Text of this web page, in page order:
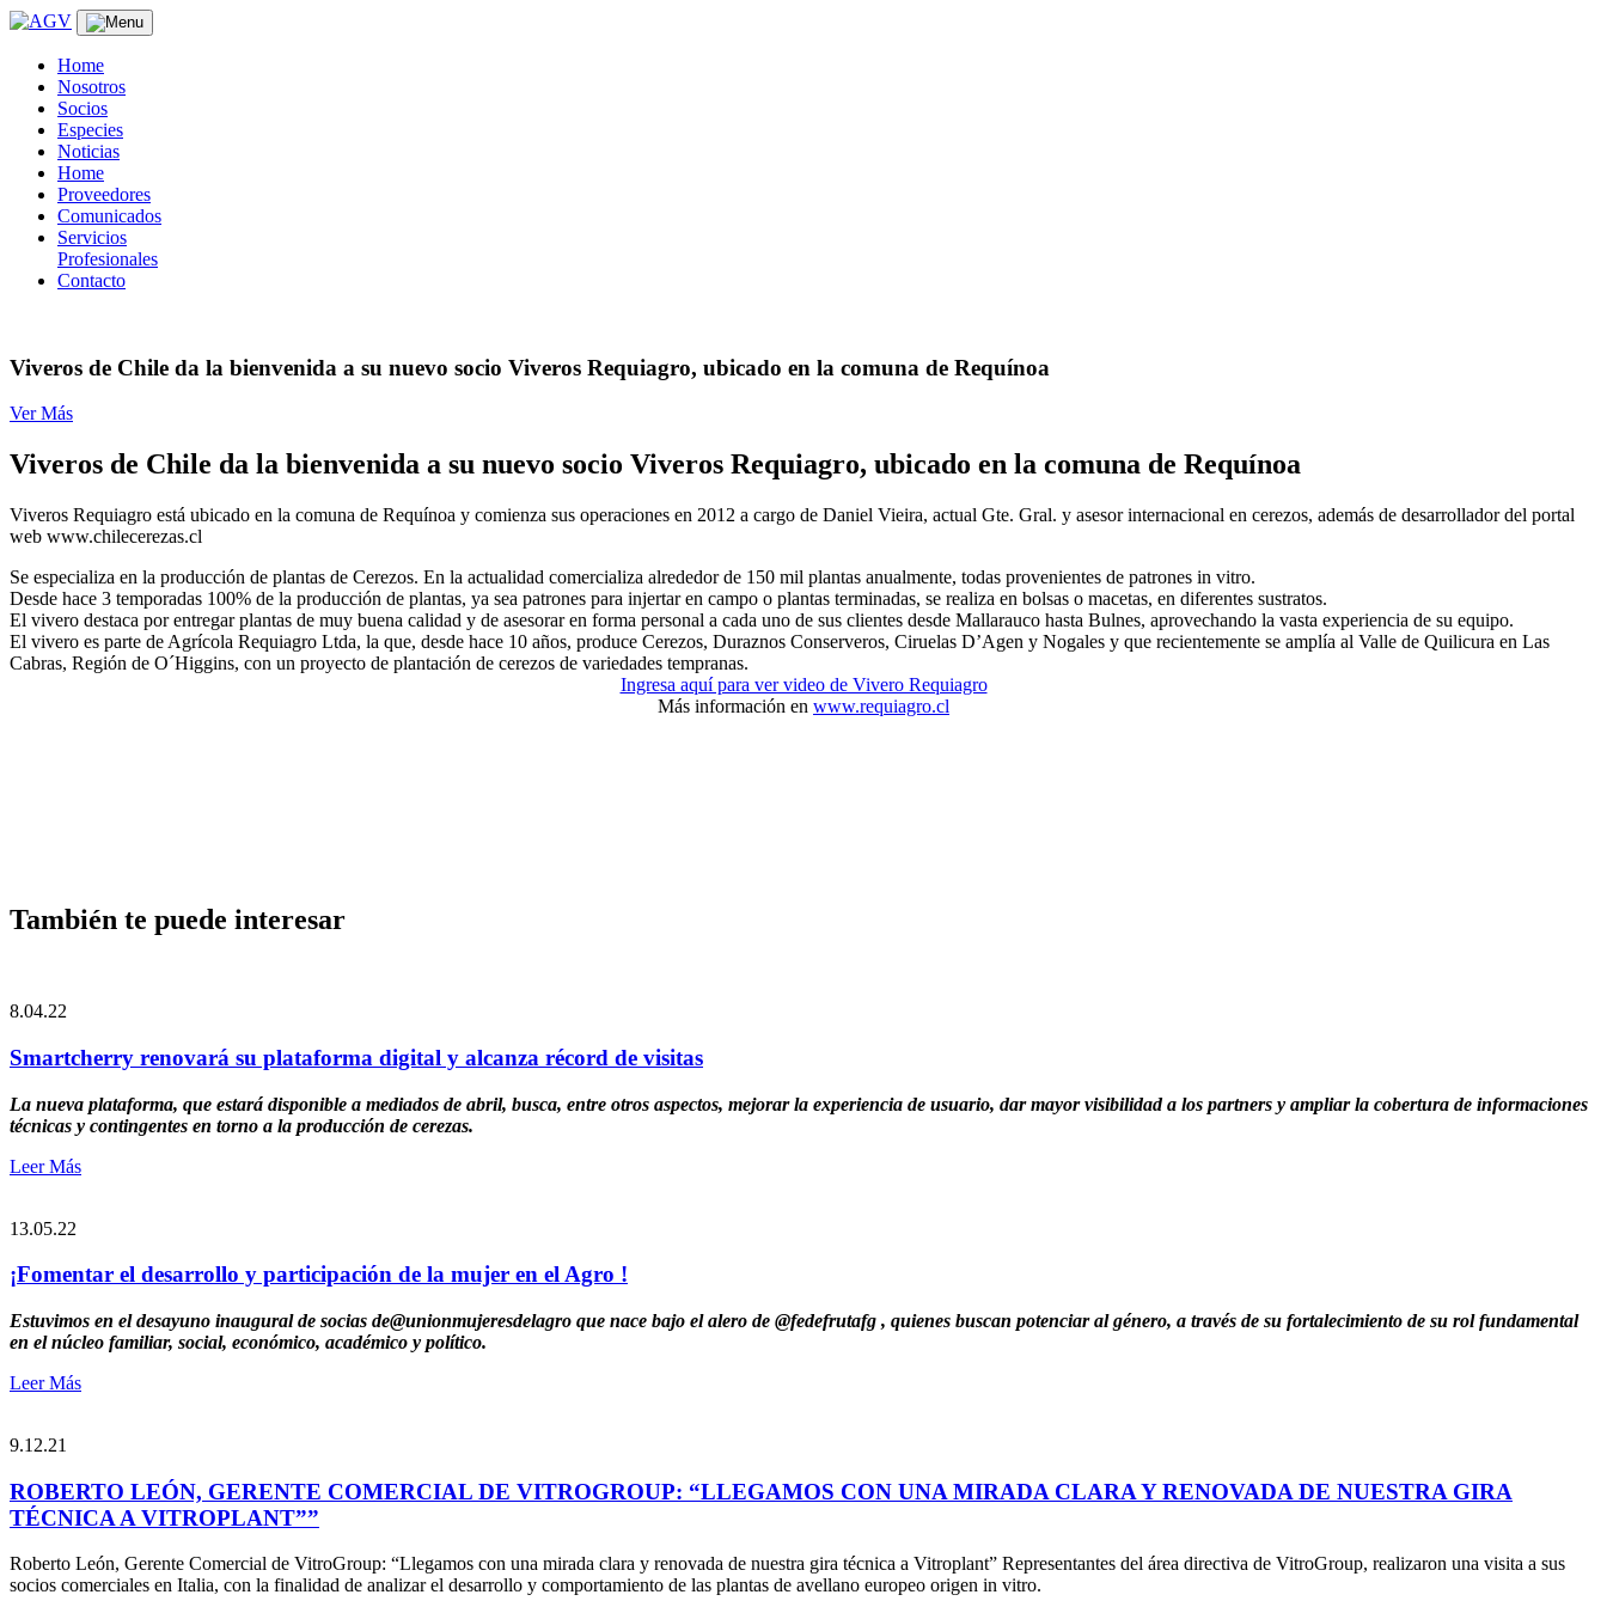
Skip
contentHome
Nosotros
Socios
Especies
Noticias
Home
Proveedores
Comunicados
Servicios
Profesionales
Contacto
Viveros de Chile da la bienvenida a su nuevo socio Viveros Requiagro, ubicado en la comuna de Requínoa
Ver Más
Viveros de Chile da la bienvenida a su nuevo socio Viveros Requiagro, ubicado en la comuna de Requínoa
Viveros Requiagro está ubicado en la comuna de Requínoa y comienza sus operaciones en 2012 a cargo de Daniel Vieira, actual Gte. Gral. y asesor internacional en cerezos, además de desarrollador del portal
web www.chilecerezas.cl
Se especializa en la producción de plantas de Cerezos. En la actualidad comercializa alrededor de 150 mil plantas anualmente, todas provenientes de patrones in vitro.
Desde hace 3 temporadas 100% de la producción de plantas, ya sea patrones para injertar en campo o plantas terminadas, se realiza en bolsas o macetas, en diferentes sustratos.
El vivero destaca por entregar plantas de muy buena calidad y de asesorar en forma personal a cada uno de sus clientes desde Mallarauco hasta Bulnes, aprovechando la vasta experiencia de su equipo.
El vivero es parte de Agrícola Requiagro Ltda, la que, desde hace 10 años, produce Cerezos, Duraznos Conserveros, Ciruelas D’Agen y Nogales y que recientemente se amplía al Valle de Quilicura en Las
Cabras, Región de O´Higgins, con un proyecto de plantación de cerezos de variedades tempranas.
Ingresa aquí para ver video de Vivero Requiagro
Más información en www.requiagro.cl
También te puede interesar
8.04.22
Smartcherry renovará su plataforma digital y alcanza récord de visitas
La nueva plataforma, que estará disponible a mediados de abril, busca, entre otros aspectos, mejorar la experiencia de usuario, dar mayor visibilidad a los partners y ampliar la cobertura de informaciones
técnicas y contingentes en torno a la producción de cerezas.
Leer Más
13.05.22
¡Fomentar el desarrollo y participación de la mujer en el Agro !
Estuvimos en el desayuno inaugural de socias de@unionmujeresdelagro que nace bajo el alero de @fedefrutafg , quienes buscan potenciar al género, a través de su fortalecimiento de su rol fundamental
en el núcleo familiar, social, económico, académico y político.
Leer Más
9.12.21
ROBERTO LEÓN, GERENTE COMERCIAL DE VITROGROUP: “LLEGAMOS CON UNA MIRADA CLARA Y RENOVADA DE NUESTRA GIRA
TÉCNICA A VITROPLANT””
Roberto León, Gerente Comercial de VitroGroup: “Llegamos con una mirada clara y renovada de nuestra gira técnica a Vitroplant” Representantes del área directiva de VitroGroup, realizaron una visita a sus
socios comerciales en Italia, con la finalidad de analizar el desarrollo y comportamiento de las plantas de avellano europeo origen in vitro.